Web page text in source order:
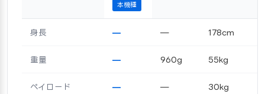
本機種
身長 — — 178cm
重量 — 960g 55kg
ペイロード — — 30kg